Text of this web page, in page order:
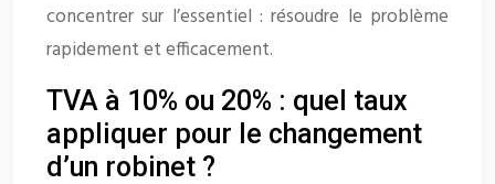
concentrer sur l’essentiel : résoudre le problème
rapidement et efficacement.
TVA à 10% ou 20% : quel taux
appliquer pour le changement
d’un robinet ?